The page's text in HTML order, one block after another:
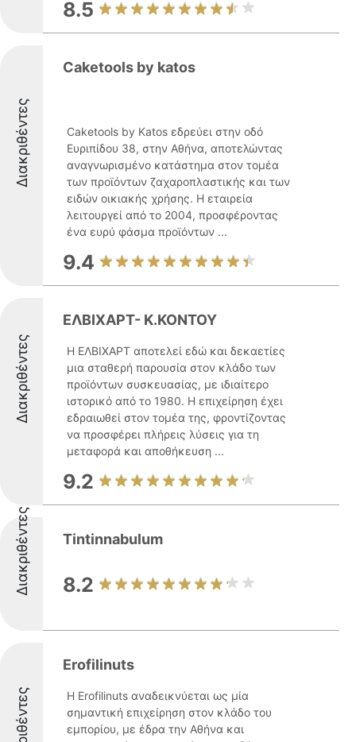
8.5
Διακριθέντες
Caketools by katos
Caketools by Katos εδρεύει στην οδό
Ευριπίδου 38, στην Αθήνα, αποτελώντας
αναγνωρισμένο κατάστημα στον τομέα
των προϊόντων ζαχαροπλαστικής και των
ειδών οικιακής χρήσης. Η εταιρεία
λειτουργεί από το 2004, προσφέροντας
ένα ευρύ φάσμα προϊόντων ...
9.4
Διακριθέντες
ΕΛΒΙΧΑΡΤ- Κ.ΚΟΝΤΟΥ
Η ΕΛΒΙΧΑΡΤ αποτελεί εδώ και δεκαετίες
μια σταθερή παρουσία στον κλάδο των
προϊόντων συσκευασίας, με ιδιαίτερο
ιστορικό από το 1980. Η επιχείρηση έχει
εδραιωθεί στον τομέα της, φροντίζοντας
να προσφέρει πλήρεις λύσεις για τη
μεταφορά και αποθήκευση ...
9.2
Διακριθέντες Tintinnabulum
8.2
Erofilinuts
Η Erofilinuts αναδεικνύεται ως μία
σημαντική επιχείρηση στον κλάδο του
εμπορίου, με έδρα την Αθήνα και